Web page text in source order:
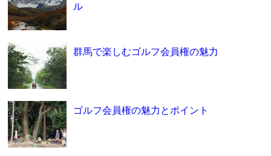
ル
群馬で楽しむゴルフ会員権の魅力
ゴルフ会員権の魅力とポイント